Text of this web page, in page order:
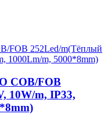
COB/FOB
10W/m, IP33,